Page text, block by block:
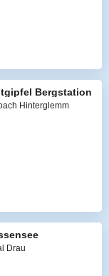
Bergstation
Hinterglemm
Drau